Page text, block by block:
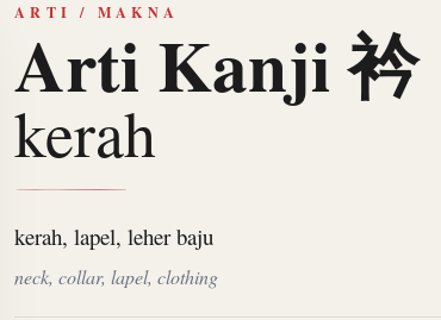
ARTI / MAKNA
Arti Kanji 衿
kerah
kerah, lapel, leher baju
neck, collar, lapel, clothing